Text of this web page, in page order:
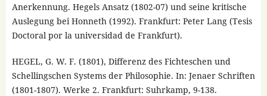
Anerkennung. Hegels Ansatz (1802-07) und seine kritische
Auslegung bei Honneth (1992). Frankfurt: Peter Lang (Tesis
Doctoral por la universidad de Frankfurt).
HEGEL, G. W. F. (1801), Differenz des Fichteschen und
Schellingschen Systems der Philosophie. In: Jenaer Schriften
(1801-1807). Werke 2. Frankfurt: Suhrkamp, 9-138.